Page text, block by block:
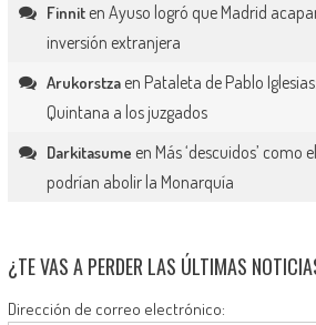
Finniten Ayuso logró que Madrid
inversión extranjera
Arukorstzaen Pataleta de Pablo
Quintana a los juzgados
Darkitasume en Más ‘descuidos’ como
podrían abolir la Monarquía
¿TE VAS A PERDER LAS ÚLTIMAS
Dirección de correo electrónico: